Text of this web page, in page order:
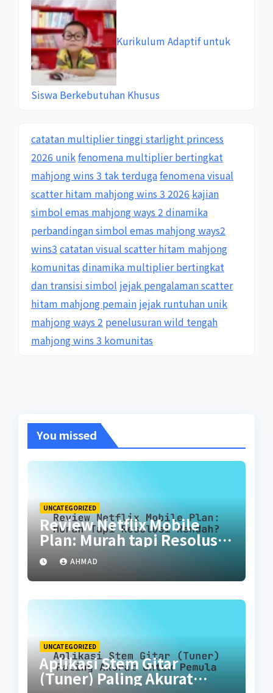
Kurikulum Adaptif untuk
Siswa Berkebutuhan Khusus
catatan multiplier tinggi starlight princess
2026 unikfenomena multiplier bertingkat
mahjong wins 3 tak terdugafenomena visual
scatter hitam mahjong wins 3 2026 kajian
simbol emas mahjong ways 2 dinamika
perbandingan simbol emas mahjong ways2
wins3 catatan visual scatter hitam mahjong
komunitas dinamika multiplier bertingkat
dan transisi simbol jejak pengalaman scatter
hitam mahjong pemain jejak runtuhan unik
mahjong ways 2 penelusuran wild tengah
mahjong wins 3 komunitas
You missed
UNCATEGORIZED
Review Netflix Mobile
Plan: Murah tapi Resolusi
Rendah?
AHMAD
UNCATEGORIZED
Aplikasi Stem Gitar
(Tuner) Paling Akurat